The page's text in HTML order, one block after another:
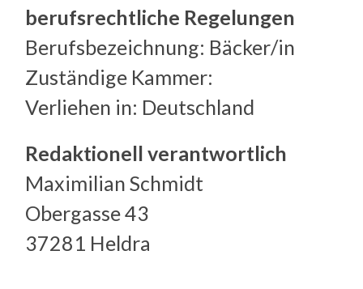
berufsrechtliche Regelungen
Berufsbezeichnung: Bäcker/in
Zuständige Kammer:
Verliehen in: Deutschland
Redaktionell verantwortlich
Maximilian Schmidt
Obergasse 43
37281 Heldra